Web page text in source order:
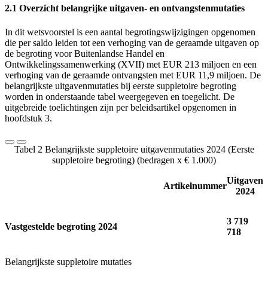
2.1 Overzicht belangrijke uitgaven- en ontvangstenmutaties
In dit wetsvoorstel is een aantal begrotingswijzigingen opgenomen
die per saldo leiden tot een verhoging van de geraamde uitgaven op
de begroting voor Buitenlandse Handel en
Ontwikkelingssamenwerking (XVII) met EUR 213 miljoen en een
verhoging van de geraamde ontvangsten met EUR 11,9 miljoen. De
belangrijkste uitgavenmutaties bij eerste suppletoire begroting
worden in onderstaande tabel weergegeven en toegelicht. De
uitgebreide toelichtingen zijn per beleidsartikel opgenomen in
hoofdstuk 3.
Tabel 2 Belangrijkste suppletoire uitgavenmutaties 2024 (Eerste
suppletoire begroting) (bedragen x € 1.000)
Artikelnummer
Uitgaven
2024
Vastgestelde begroting 2024
3 719
718
Belangrijkste suppletoire mutaties